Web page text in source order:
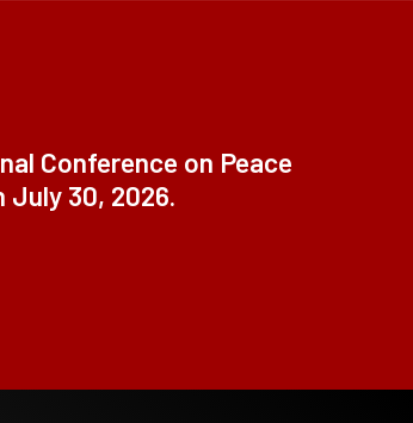
Conference on Peace
July 30, 2026.